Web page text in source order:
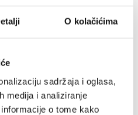
O kolačićima
sadržaja i oglasa,
medija i analiziranje
o tome kako